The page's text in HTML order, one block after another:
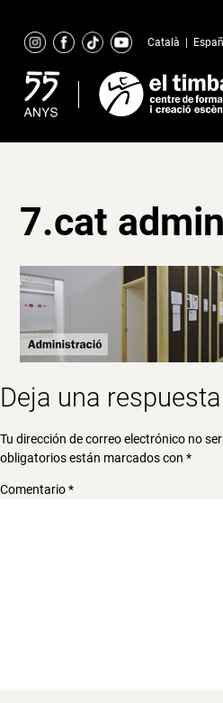
content
Català
7.cat
Deja una respuesta
Tu dirección de correo electrónico no
obligatorios están marcados con *
Comentario*